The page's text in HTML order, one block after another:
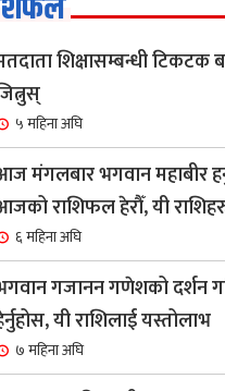
शिक्षासम्बन्धी टिकटक
५ महिना अघि
मंगलबार भगवान महाबीर
राशिफल हेरौँ, यी
६ महिना अघि
गजानन गणेशको दर्शन
यी राशिलाई यस्तोलाभ
७ महिना अघि